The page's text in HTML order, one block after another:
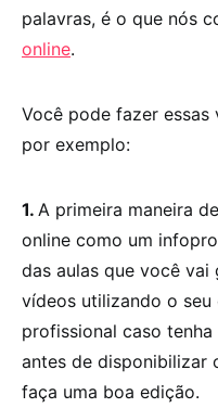
palavras, é o que nós
online.
Você pode fazer essas
por exemplo:
1. A primeira maneira
online como um
das aulas que você
vídeos utilizando o seu
profissional caso
antes de disponibilizar
faça uma boa edição.